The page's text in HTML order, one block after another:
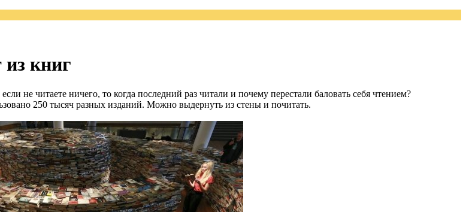
книг
не читаете ничего, то когда последний раз читали и почему перестали баловать себя чтением?
250 тысяч разных изданий. Можно выдернуть из стены и почитать.